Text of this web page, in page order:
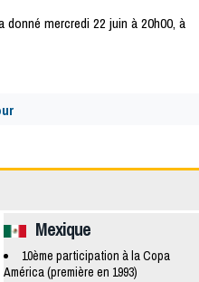
mercredi 22 juin à 20h00, à
Mexique
10ème participation à la Copa
América (première en 1993)